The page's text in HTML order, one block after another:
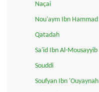
Naçai
Nou'aym Ibn Hammad
Qatadah
Sa'id Ibn Al-Mousayyib
Souddi
Soufyan Ibn 'Ouyaynah